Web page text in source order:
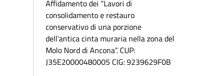
Affidamento dei “Lavori di
consolidamento e restauro
conservativo di una porzione
dell’antica cinta muraria nella zona del
Molo Nord di Ancona”. CUP:
J35E20000480005 CIG: 9239629F0B